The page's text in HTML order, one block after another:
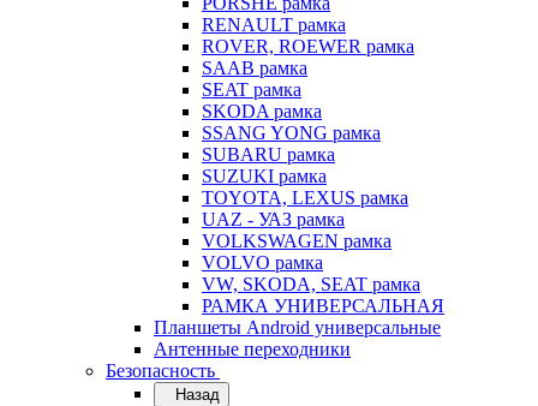
RENAULT рамка
ROVER, ROEWER рамка
SAAB рамка
SEAT рамка
SKODA рамка
SSANG YONG рамка
SUBARU рамка
SUZUKI рамка
TOYOTA, LEXUS рамка
UAZ - УАЗ рамка
VOLKSWAGEN рамка
VOLVO рамка
VW, SKODA, SEAT рамка
РАМКА УНИВЕРСАЛЬНАЯ
Планшеты Android универсальные
Антенные переходники
Безопасность
Назад